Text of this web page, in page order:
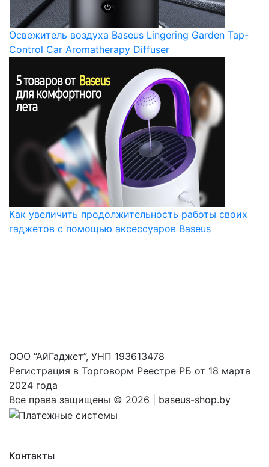
Освежитель воздуха Baseus Lingering Garden Tap-
Control Car Aromatherapy Diffuser
Как увеличить продолжительность работы своих
гаджетов с помощью аксессуаров Baseus
ООО “АйГаджет”, УНП 193613478
Регистрация в Торговорм Реестре РБ от 18 марта
2024 года
Все права защищены © 2026 | baseus-shop.by
Контакты